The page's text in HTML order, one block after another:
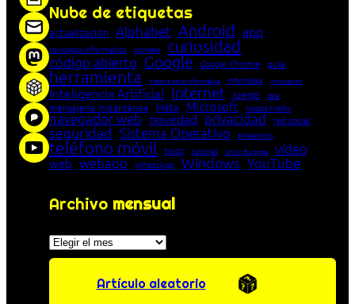
Nube de etiquetas
actualización Alphabet Android app
concepto informático consejo curiosidad
código abierto Google Google Chrome guía
herramienta historia de la Informática Informática innovación
Inteligencia Artificial Internet juego lista
mensajería instantánea Meta Microsoft Mozilla Firefox
navegador web novedad privacidad red social
seguridad Sistema Operativo streaming
teléfono móvil truco tutorial Unión Europea vídeo
web webapp WhatsApp Windows YouTube
Archivo mensual
Archivos
Artículo aleatorio